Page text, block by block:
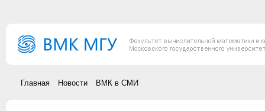
Главная Новости ВМК в СМИ